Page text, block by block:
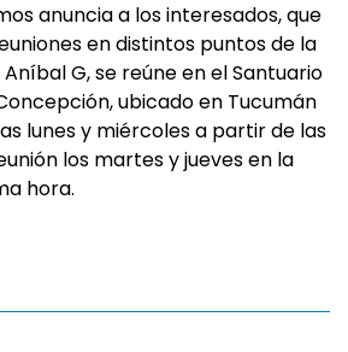
anuncia a los interesados, que
en distintos puntos de la
G, se reúne en el Santuario
ubicado en Tucumán
lunes y miércoles a partir de las
los martes y jueves en la
hora.